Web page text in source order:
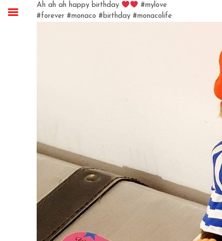
Ah ah ah happy birthday
#mylove
#forever #monaco #birthday #monacolife